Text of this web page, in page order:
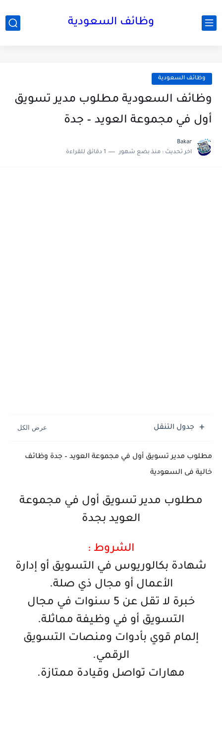
وظائف السعودية
وظائف السعودية
وظائف السعودية مطلوب مدير تسويق
أول في مجموعة العويد – جدة
Bakar
اخر تحديث : منذ بضع شهور 1 دقائق للقراءة
جدول التنقل
مطلوب مدير تسويق أول في مجموعة العويد – جدة وظائف
خالية فى السعودية
مطلوب مدير تسويق أول في مجموعة
العويد بجدة
الشروط :
شهادة بكالوريوس في التسويق أو إدارة
الأعمال أو مجال ذي صلة.
خبرة لا تقل عن 5 سنوات في مجال
التسويق أو في وظيفة مماثلة.
إلمام قوي بأدوات ومنصات التسويق
الرقمي.
مهارات تواصل وقيادة ممتازة.